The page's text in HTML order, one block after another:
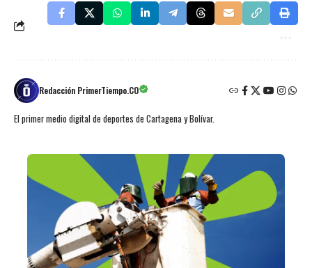
Redacción PrimerTiempo.CO
El primer medio digital de deportes de Cartagena y Bolívar.